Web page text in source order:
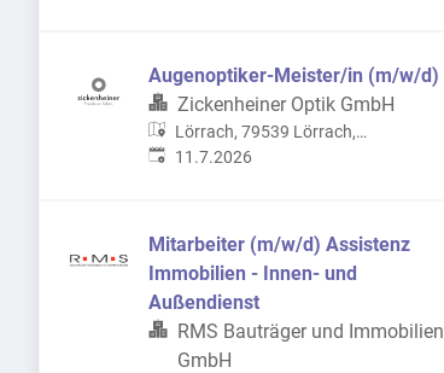
Augenoptiker-Meister/in (m/w/d)
Zickenheiner Optik GmbH
Lörrach, 79539 Lörrach,
Deutschland
Veröffentlicht:
11.7.2026
Mitarbeiter (m/w/d) Assistenz
Immobilien - Innen- und
Außendienst
RMS Bauträger und Immobilien
GmbH